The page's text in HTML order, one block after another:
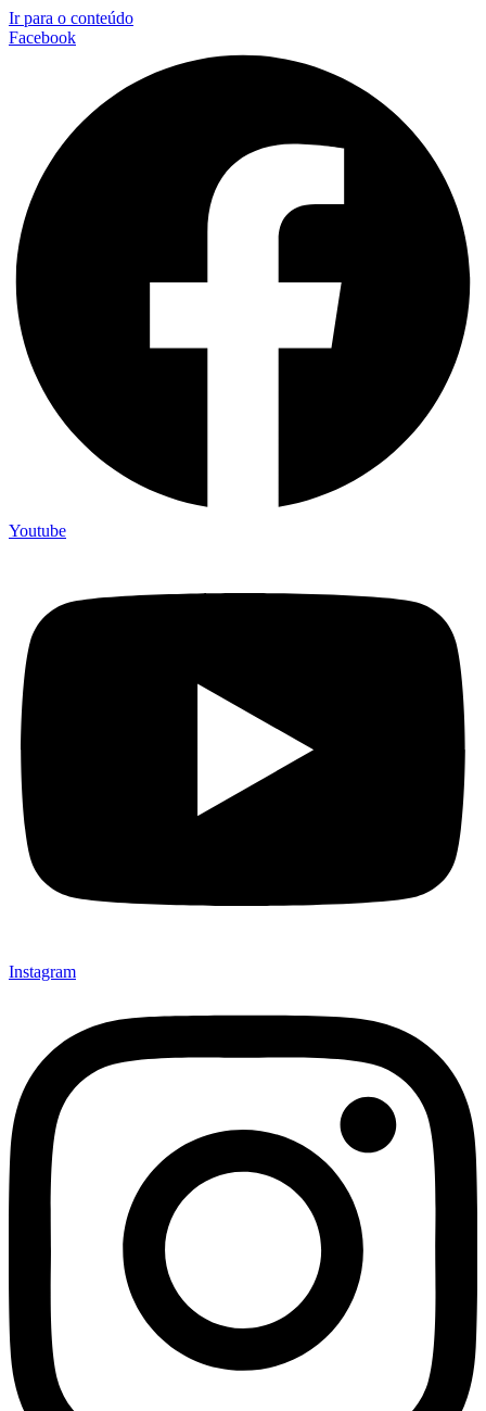
Ir para o conteúdo
Facebook
Youtube
Instagram